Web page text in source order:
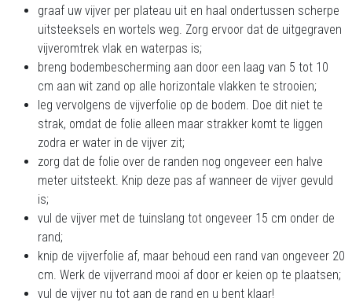
graaf uw vijver per plateau uit en haal ondertussen scherpe
uitsteeksels en wortels weg. Zorg ervoor dat de uitgegraven
vijveromtrek vlak en waterpas is;
breng bodembescherming aan door een laag van 5 tot 10
cm aan wit zand op alle horizontale vlakken te strooien;
leg vervolgens de vijverfolie op de bodem. Doe dit niet te
strak, omdat de folie alleen maar strakker komt te liggen
zodra er water in de vijver zit;
zorg dat de folie over de randen nog ongeveer een halve
meter uitsteekt. Knip deze pas af wanneer de vijver gevuld
is;
vul de vijver met de tuinslang tot ongeveer 15 cm onder de
rand;
knip de vijverfolie af, maar behoud een rand van ongeveer 20
cm. Werk de vijverrand mooi af door er keien op te plaatsen;
vul de vijver nu tot aan de rand en u bent klaar!